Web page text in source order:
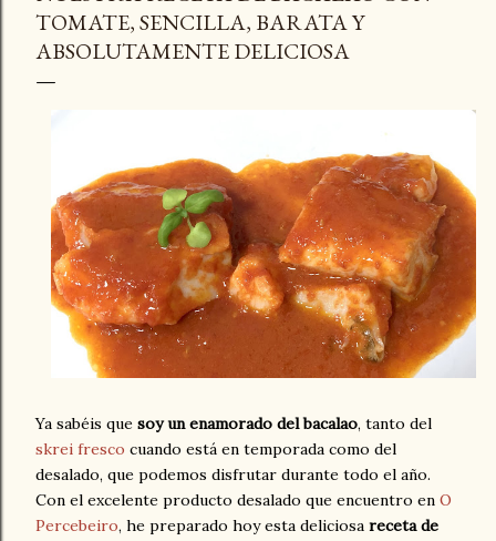
TOMATE, SENCILLA, BARATA Y
ABSOLUTAMENTE DELICIOSA
Ya sabéis que soy un enamorado del bacalao, tanto del
skrei fresco cuando está en temporada como del
desalado, que podemos disfrutar durante todo el año.
Con el excelente producto desalado que encuentro en O
Percebeiro, he preparado hoy esta deliciosa receta de